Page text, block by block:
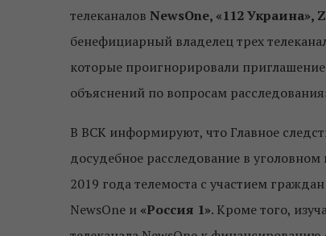
телеканалов NewsOne, «112 Украина»,
бенефициарный владелец трех
которые проигнорировали
объяснений по вопросам
В ВСК информируют, что Главное
досудебное расследование в
2019 года телемоста с участием
NewsOne и «Россия 1». Кроме того,